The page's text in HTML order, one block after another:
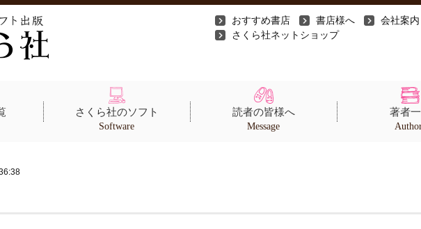
おすすめ書店 書店様へ
会社案内
さくら社ネットショップ
さくら社のソフト
Software
読者の皆様へ
Message
著者